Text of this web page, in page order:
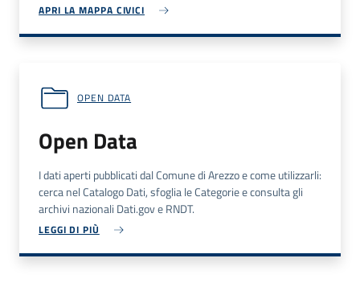
APRI LA MAPPA CIVICI
OPEN DATA
Open Data
I dati aperti pubblicati dal Comune di Arezzo e come utilizzarli:
cerca nel Catalogo Dati, sfoglia le Categorie e consulta gli
archivi nazionali Dati.gov e RNDT.
LEGGI DI PIÙ